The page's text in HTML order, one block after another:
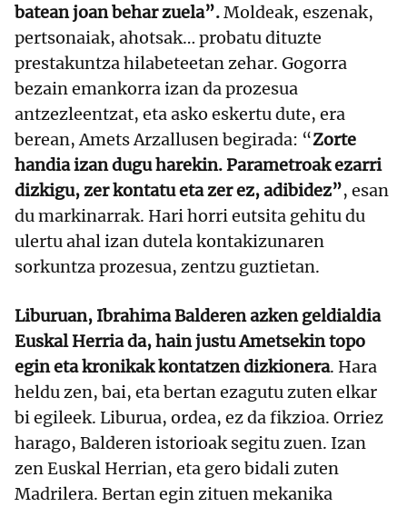
batean joan behar zuela”. Moldeak, eszenak,
pertsonaiak, ahotsak… probatu dituzte
prestakuntza hilabeteetan zehar. Gogorra
bezain emankorra izan da prozesua
antzezleentzat, eta asko eskertu dute, era
berean, Amets Arzallusen begirada: “Zorte
handia izan dugu harekin. Parametroak ezarri
dizkigu, zer kontatu eta zer ez, adibidez”, esan
du markinarrak. Hari horri eutsita gehitu du
ulertu ahal izan dutela kontakizunaren
sorkuntza prozesua, zentzu guztietan.
Liburuan, Ibrahima Balderen azken geldialdia
Euskal Herria da, hain justu Ametsekin topo
egin eta kronikak kontatzen dizkionera. Hara
heldu zen, bai, eta bertan ezagutu zuten elkar
bi egileek. Liburua, ordea, ez da fikzioa. Orriez
harago, Balderen istorioak segitu zuen. Izan
zen Euskal Herrian, eta gero bidali zuten
Madrilera. Bertan egin zituen mekanika